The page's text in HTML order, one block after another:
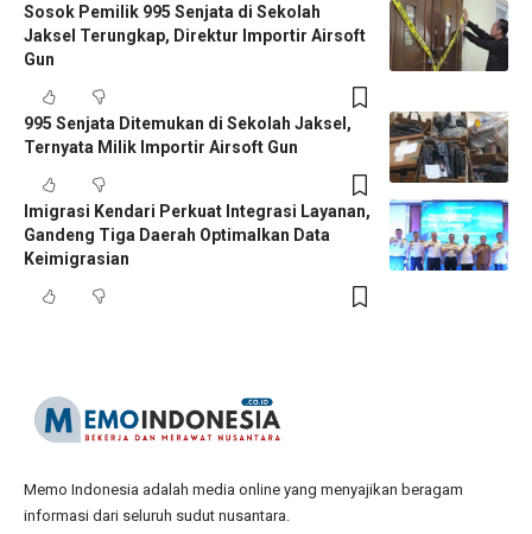
Sosok Pemilik 995 Senjata di Sekolah
Jaksel Terungkap, Direktur Importir Airsoft
Gun
995 Senjata Ditemukan di Sekolah Jaksel,
Ternyata Milik Importir Airsoft Gun
Imigrasi Kendari Perkuat Integrasi Layanan,
Gandeng Tiga Daerah Optimalkan Data
Keimigrasian
Memo Indonesia adalah media online yang menyajikan beragam
informasi dari seluruh sudut nusantara.